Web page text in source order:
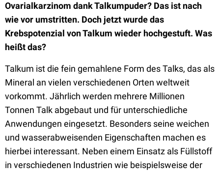
Ovarialkarzinom dank Talkumpuder? Das ist nach
wie vor umstritten. Doch jetzt wurde das
Krebspotenzial von Talkum wieder hochgestuft. Was
heißt das?
Talkum ist die fein gemahlene Form des Talks, das als
Mineral an vielen verschiedenen Orten weltweit
vorkommt. Jährlich werden mehrere Millionen
Tonnen Talk abgebaut und für unterschiedliche
Anwendungen eingesetzt. Besonders seine weichen
und wasserabweisenden Eigenschaften machen es
hierbei interessant. Neben einem Einsatz als Füllstoff
in verschiedenen Industrien wie beispielsweise der